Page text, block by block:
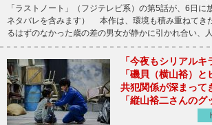
「ラストノート」（フジテレビ系）の第5話が、6日に
ネタバレを含みます） 本作は、環境も積み重ねてき
るはずのなかった歳の差の男女が静かに引かれ合い、
「今夜もシリアルキ
「磯貝（横山裕）
共犯関係が深まって
「縦山裕二さんのグ